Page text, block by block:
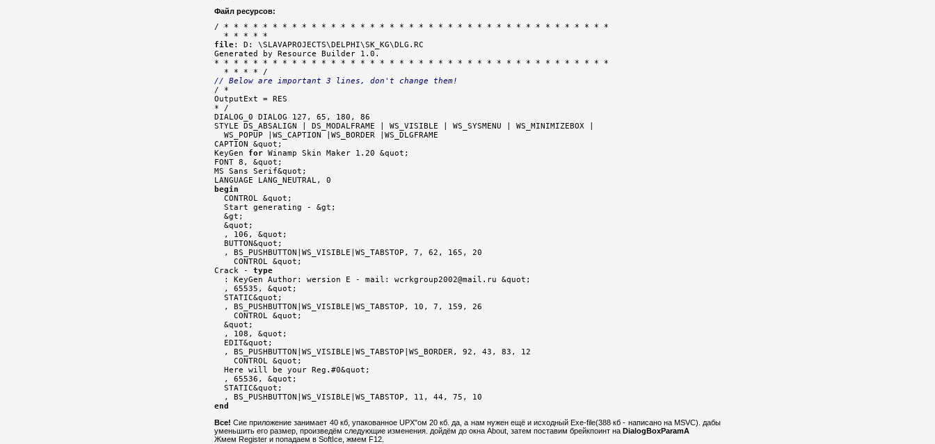
Файл ресурсов:
/ * * * * * * * * * * * * * * * * * * * * * * * * * * * * * * * * * * * * * * * *
file: D: \SLAVAPROJECTS\DELPHI\SK_KG\DLG.RC
Generated by Resource Builder 1.0.
* * * * * * * * * * * * * * * * * * * * * * * * * * * * * * * * * * * * * * * * *
// Below are important 3 lines, don't change them!
/ *
OutputExt = RES
* /
DIALOG_0 DIALOG 127, 65, 180, 86
STYLE DS_ABSALIGN | DS_MODALFRAME | WS_VISIBLE | WS_SYSMENU | WS_MINIMIZEBOX |
  WS_POPUP |WS_CAPTION |WS_BORDER |WS_DLGFRAME
CAPTION &quot;
KeyGen for Winamp Skin Maker 1.20 &quot;
FONT 8, &quot;
MS Sans Serif&quot;
begin
CONTROL &quot;
  Start generating - &gt;
  &gt;
  &quot;
  , 106, &quot;
  BUTTON&quot;
  , BS_PUSHBUTTON|WS_VISIBLE|WS_TABSTOP, 7, 62, 165, 20
    CONTROL &quot;
Crack - type
  : KeyGen Author: wersion E - mail: wcrkgroup2002@mail.ru &quot;
  , 65535, &quot;
  STATIC&quot;
  , BS_PUSHBUTTON|WS_VISIBLE|WS_TABSTOP, 10, 7, 159, 26
    CONTROL &quot;
  &quot;
  , 108, &quot;
  EDIT&quot;
  , BS_PUSHBUTTON|WS_VISIBLE|WS_TABSTOP|WS_BORDER, 92, 43, 83, 12
    CONTROL &quot;
  Here will be your Reg.#0&quot;
  , 65536, &quot;
  STATIC&quot;
end
Все! Сие приложение занимает 40 кб, упакованное UPX"ом 20 кб. да, а нам нужен ещё и исходный Exe-file(388 кб - написано на MSVC). дабы
уменьшить его размер, произведём следующие изменения. дойдём до окна About, затем поставим брейкпоинт на DialogBoxParamA
Жмем Register и попадаем в SoftIce, жмем F12.